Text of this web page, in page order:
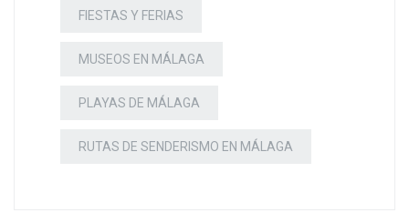
FIESTAS Y FERIAS
MUSEOS EN MÁLAGA
PLAYAS DE MÁLAGA
RUTAS DE SENDERISMO EN MÁLAGA